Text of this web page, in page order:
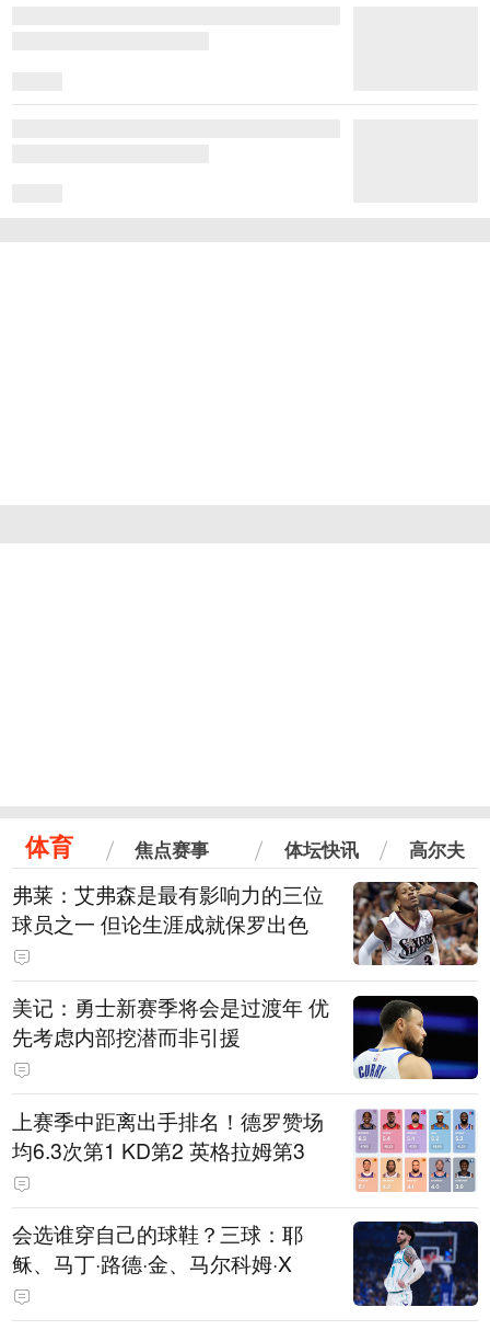
体育 焦点赛事 体坛快讯 高尔夫
弗莱：艾弗森是最有影响力的三位
球员之一 但论生涯成就保罗出色
美记：勇士新赛季将会是过渡年 优
先考虑内部挖潜而非引援
上赛季中距离出手排名！德罗赞场
均6.3次第1 KD第2 英格拉姆第3
会选谁穿自己的球鞋？三球：耶
稣、马丁·路德·金、马尔科姆·X